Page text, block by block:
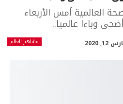
العالمية أمس الأربعاء
وباءا عالميا..
مشاهير العالم 12, 2020